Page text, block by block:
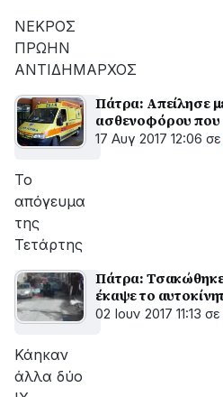
ΝΕΚΡΟΣ
ΠΡΩΗΝ
ΑΝΤΙΔΗΜΑΡΧΟΣ
Πάτρα: Απείλησε
ασθενοφόρου που
17 Αυγ 2017 12:06 σε
To
απόγευμα
της
Τετάρτης
Πάτρα: Τσακώθηκε
έκαψε το
02 Ιουν 2017 11:13 σε
Κάηκαν
άλλα δύο